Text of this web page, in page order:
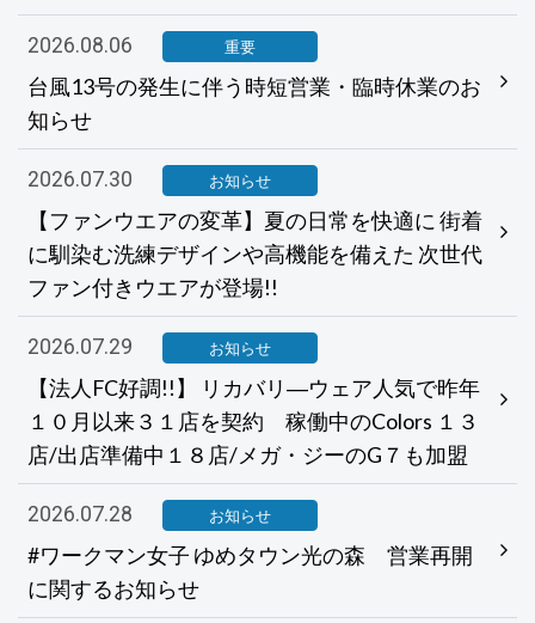
2026.08.06 重要
台風13号の発生に伴う時短営業・臨時休業のお
知らせ
2026.07.30 お知らせ
【ファンウエアの変革】夏の日常を快適に 街着
に馴染む洗練デザインや高機能を備えた 次世代
ファン付きウエアが登場!!
2026.07.29 お知らせ
【法人FC好調!!】 リカバリ―ウェア人気で昨年
１０月以来３１店を契約 稼働中のColors １３
店/出店準備中１８店/メガ・ジーのG７も加盟
2026.07.28 お知らせ
#ワークマン女子 ゆめタウン光の森 営業再開
に関するお知らせ